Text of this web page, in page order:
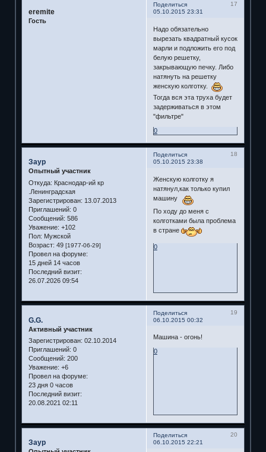
Поделиться
17
05.10.2015 23:31
eremite
Гость
Надо обязательно
вырезать квадратный кусок
марли и подложить его под
белую решетку,
закрывающую печку. Либо
натянуть на решетку
женскую колготку.
Тогда вся эта труха будет
задерживаться в этом
"фильтре"
0
Поделиться
18
05.10.2015 23:38
Заур
Опытный участник
Откуда: Краснодар-ий кр
.Ленинградская
Зарегистрирован: 13.07.2013
Приглашений: 0
Сообщений: 586
Уважение: +102
Пол: Мужской
Возраст: 49 [1977-06-29]
Провел на форуме:
15 дней 14 часов
Последний визит:
26.07.2026 09:54
Женскую колготку я
натянул,как только купил
машину
По ходу до меня с
колготками была проблема
в стране
0
Поделиться
19
06.10.2015 00:32
G.G.
Активный участник
Зарегистрирован: 02.10.2014
Приглашений: 0
Сообщений: 200
Уважение: +6
Провел на форуме:
23 дня 0 часов
Последний визит:
20.08.2021 02:11
Машина - огонь!
0
Поделиться
20
06.10.2015 22:21
Заур